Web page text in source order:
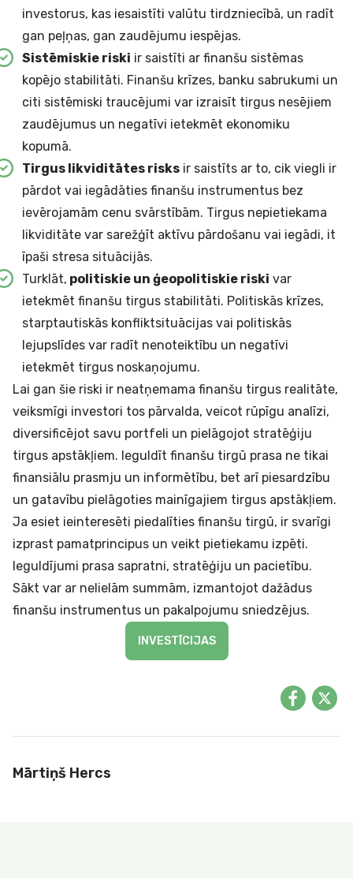
investorus, kas iesaistīti valūtu tirdzniecībā, un radīt
gan peļņas, gan zaudējumu iespējas.
Sistēmiskie riski ir saistīti ar finanšu sistēmas
kopējo stabilitāti. Finanšu krīzes, banku sabrukumi un
citi sistēmiski traucējumi var izraisīt tirgus nesējiem
zaudējumus un negatīvi ietekmēt ekonomiku
kopumā.
Tirgus likviditātes risks ir saistīts ar to, cik viegli ir
pārdot vai iegādāties finanšu instrumentus bez
ievērojamām cenu svārstībām. Tirgus nepietiekama
likviditāte var sarežģīt aktīvu pārdošanu vai iegādi, it
īpaši stresa situācijās.
Turklāt, politiskie un ģeopolitiskie riski var
ietekmēt finanšu tirgus stabilitāti. Politiskās krīzes,
starptautiskās konfliktsituācijas vai politiskās
lejupslīdes var radīt nenoteiktību un negatīvi
ietekmēt tirgus noskaņojumu.
Lai gan šie riski ir neatņemama finanšu tirgus realitāte,
veiksmīgi investori tos pārvalda, veicot rūpīgu analīzi,
diversificējot savu portfeli un pielāgojot stratēģiju
tirgus apstākļiem. Ieguldīt finanšu tirgū prasa ne tikai
finansiālu prasmju un informētību, bet arī piesardzību
un gatavību pielāgoties mainīgajiem tirgus apstākļiem.
Ja esiet ieinteresēti piedalīties finanšu tirgū, ir svarīgi
izprast pamatprincipus un veikt pietiekamu izpēti.
Ieguldījumi prasa sapratni, stratēģiju un pacietību.
Sākt var ar nelielām summām, izmantojot dažādus
finanšu instrumentus un pakalpojumu sniedzējus.
INVESTĪCIJAS
Mārtiņš Hercs